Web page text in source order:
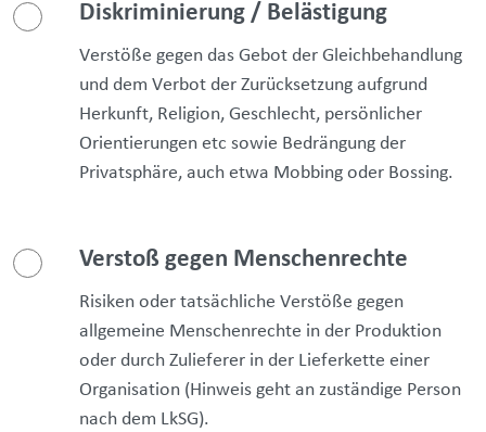
Diskriminierung / Belästigung
Verstöße gegen das Gebot der Gleichbehandlung
und dem Verbot der Zurücksetzung aufgrund
Herkunft, Religion, Geschlecht, persönlicher
Orientierungen etc sowie Bedrängung der
Privatsphäre, auch etwa Mobbing oder Bossing.
Verstoß gegen Menschenrechte
Risiken oder tatsächliche Verstöße gegen
allgemeine Menschenrechte in der Produktion
oder durch Zulieferer in der Lieferkette einer
Organisation (Hinweis geht an zuständige Person
nach dem LkSG).